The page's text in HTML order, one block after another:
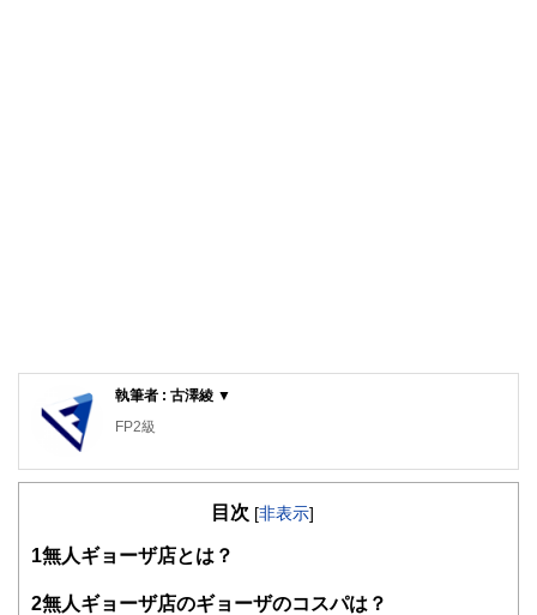
執筆者 : 古澤綾 ▼
FP2級
目次 [非表示]
1 無人ギョーザ店とは？
2無人ギョーザ店のギョーザのコスパは？